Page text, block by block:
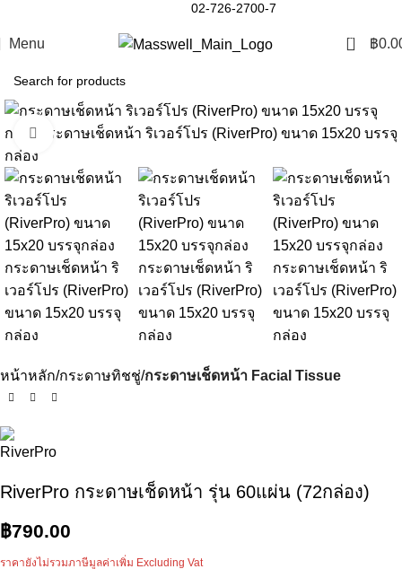
02-726-2700-7
Menu 0 ฿
Click to enlarge
หน้าหลัก กระดาษทิชชู่ กระดาษเช็ดหน้า Facial Tissue
RiverPro กระดาษเช็ดหน้า รุ่น 60แผ่น (72กล่อง)
฿790.00
ราคายังไม่รวมภาษีมูลค่าเพิ่ม Excluding Vat